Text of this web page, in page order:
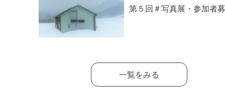
第５回＃写真展・参加者
一覧をみる